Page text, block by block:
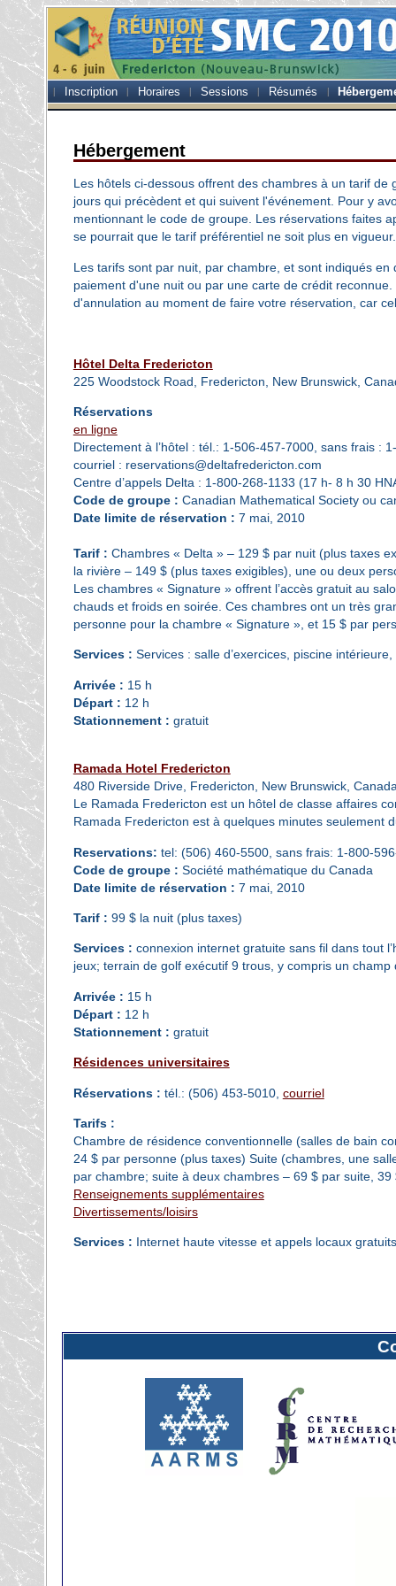
Inscription Horaires Sessions Résumés
Hébergement
Les hôtels ci-dessous offrent des chambres à un tarif
jours qui précèdent et qui suivent l'événement. Pour y
mentionnant le code de groupe. Les réservations faites
se pourrait que le tarif préférentiel ne soit plus en vigueur.
Les tarifs sont par nuit, par chambre, et sont indiqués
paiement d'une nuit ou par une carte de crédit
d'annulation au moment de faire votre réservation, car
Hôtel Delta Fredericton
225 Woodstock Road, Fredericton, New Brunswick,
Réservations
en ligne
Directement à l’hôtel : tél.: 1-506-457-7000, sans frais :
courriel : reservations@deltafredericton.com
Centre d’appels Delta : 1-800-268-1133 (17 h- 8 h 30
Code de groupe : Canadian Mathematical Society ou
Date limite de réservation : 7 mai, 2010
Tarif : Chambres « Delta » – 129 $ par nuit (plus taxes
la rivière – 149 $ (plus taxes exigibles), une ou deux
Les chambres « Signature » offrent l’accès gratuit au
chauds et froids en soirée. Ces chambres ont un très
personne pour la chambre « Signature », et 15 $ par
Services : Services : salle d’exercices, piscine
Arrivée : 15 h
Départ : 12 h
Stationnement : gratuit
Ramada Hotel Fredericton
480 Riverside Drive, Fredericton, New Brunswick,
Le Ramada Fredericton est un hôtel de classe affaires
Ramada Fredericton est à quelques minutes seulement
Reservations: tel: (506) 460-5500, sans frais: 1-800-
Code de groupe : Société mathématique du Canada
Date limite de réservation : 7 mai, 2010
Tarif : 99 $ la nuit (plus taxes)
Services : connexion internet gratuite sans fil dans tout
jeux; terrain de golf exécutif 9 trous, y compris un
Arrivée : 15 h
Départ : 12 h
Stationnement : gratuit
Résidences universitaires
Réservations : tél.: (506) 453-5010, courriel
Tarifs :
Chambre de résidence conventionnelle (salles de bain
24 $ par personne (plus taxes) Suite (chambres, une
par chambre; suite à deux chambres – 69 $ par suite, 39
Renseignements supplémentaires
Divertissements/loisirs
Services : Internet haute vitesse et appels locaux gratuits